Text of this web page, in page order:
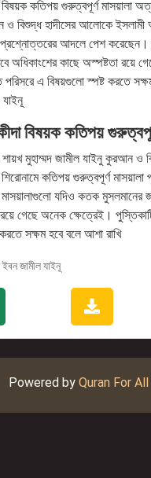
বিষয়ক কতিপয়
মুহাম্মদ জামীল যাইনু কুরআন ও
কতিপয় গুরুত্বপূর্ণ
যদিও কতক মুসলমানের
গেছে অনেক ক্ষেত্রেই।
সক্ষম হবে বলে আশা রাখি
ইবন জামীল যাইনূ
Powered by Quran For All